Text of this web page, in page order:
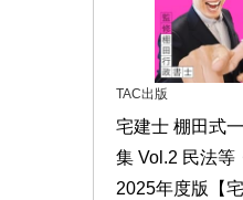
TAC出版
宅建士 棚田式
集 Vol.2 民法等
2025年度版【